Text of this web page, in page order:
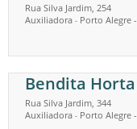
Rua Silva Jardim, 254
Auxiliadora - Porto Alegre -
Bendita Horta
Rua Silva Jardim, 344
Auxiliadora - Porto Alegre -